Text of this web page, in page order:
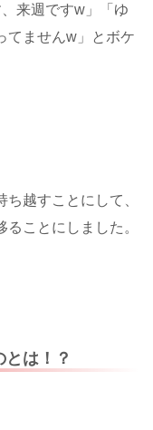
来週ですw」「ゆ
てませんw」とボケ
越すことにして、
ことにしました。
は！？